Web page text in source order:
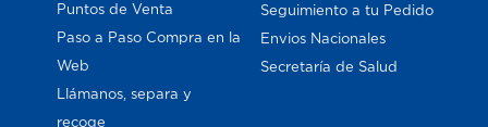
Puntos de Venta
Paso a Paso Compra en la
Web
Llámanos, separa y
recoge
Seguimiento a tu Pedido
Envios Nacionales
Secretaría de Salud